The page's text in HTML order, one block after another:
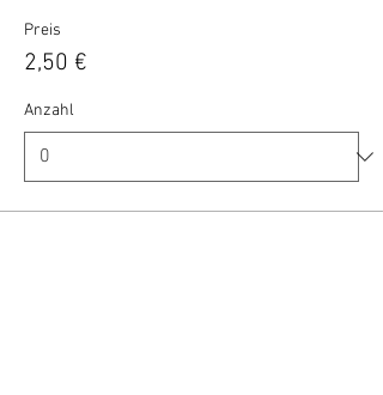
Preis
2,50 €
Anzahl